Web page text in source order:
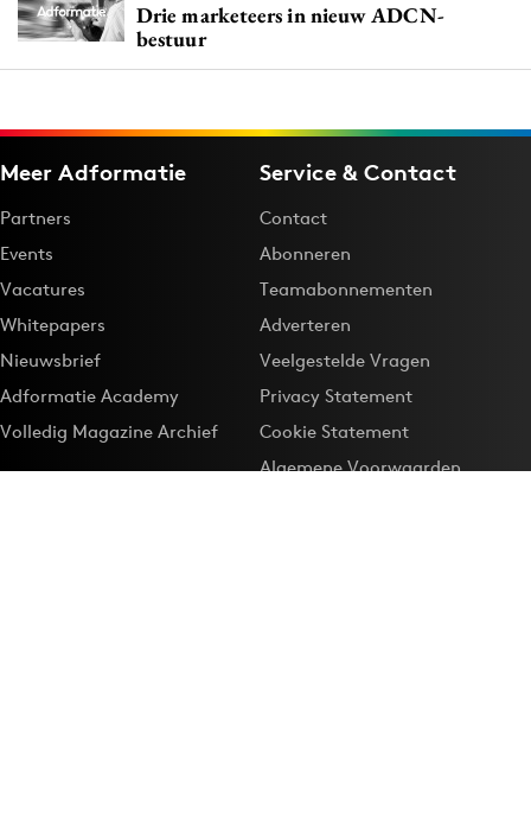
Drie marketeers in nieuw ADCN-
bestuur
Meer Adformatie
Partners
Events
Vacatures
Whitepapers
Nieuwsbrief
Adformatie Academy
Volledig Magazine Archief
Service & Contact
Contact
Abonneren
Teamabonnementen
Adverteren
Veelgestelde Vragen
Privacy Statement
Cookie Statement
Algemene Voorwaarden